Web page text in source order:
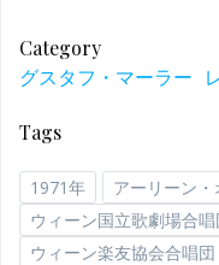
Category
グスタフ・マーラー
Tags
1971年 アーリーン・
ウィーン国立歌劇場合唱
ウィーン楽友協会合唱団